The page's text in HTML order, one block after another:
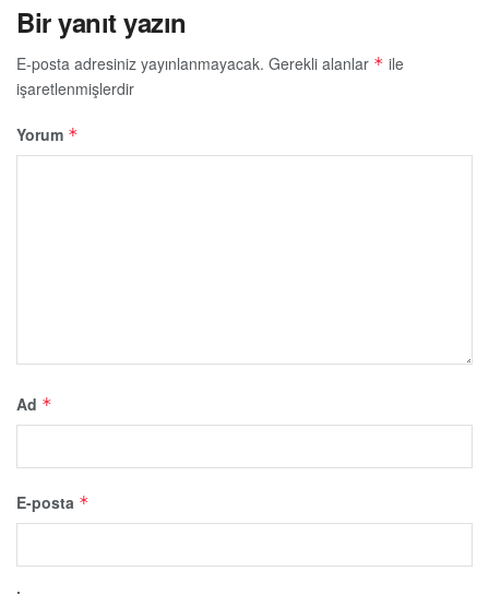
Bir yanıt yazın
E-posta adresiniz yayınlanmayacak. Gerekli alanlar * ile
işaretlenmişlerdir
Yorum *
Ad *
E-posta *